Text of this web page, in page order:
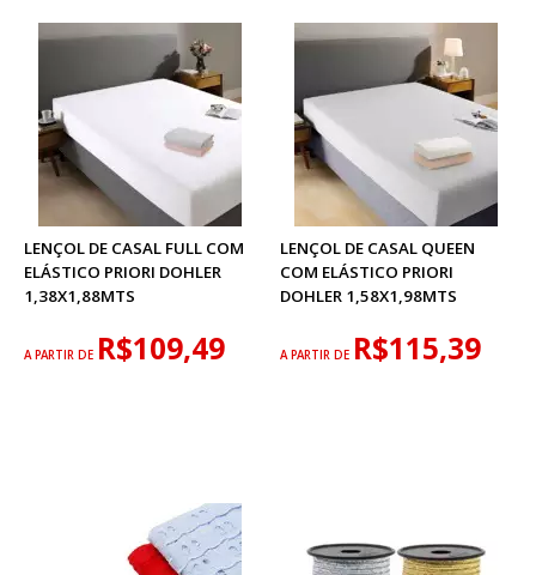
LENÇOL DE CASAL FULL COM
ELÁSTICO PRIORI DOHLER
1,38X1,88MTS
A PARTIR DE R$109,49
LENÇOL DE CASAL QUEEN
COM ELÁSTICO PRIORI
DOHLER 1,58X1,98MTS
A PARTIR DE R$115,39